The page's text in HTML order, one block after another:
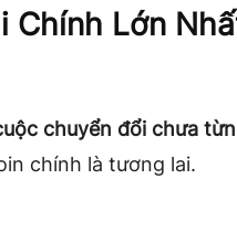
Chính Lớn
chuyển đổi chưa
chính là tương lai.